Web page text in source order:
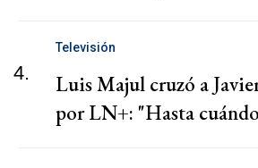
4.
Televisión
Luis Majul cruzó a
por LN+: "Hasta